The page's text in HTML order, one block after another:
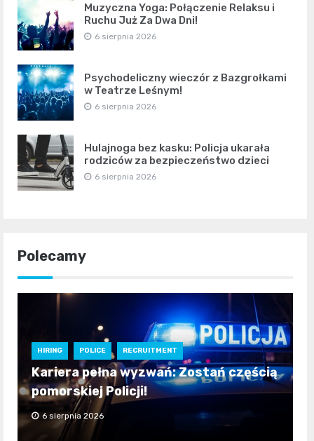
Muzyczna Yoga: Połączenie Relaksu i
Ruchu Już Za Dwa Dni!
6 sierpnia 2026
Psychodeliczny wieczór z Bazgrołkami
w Teatrze Leśnym!
6 sierpnia 2026
Hulajnoga bez kasku: Policja ukarała
rodziców za bezpieczeństwo dzieci
6 sierpnia 2026
Polecamy
HIRING POLICE RECRUITMENT
Kariera pełna wyzwań: Zostań częścią
pomorskiej Policji!
6 sierpnia 2026